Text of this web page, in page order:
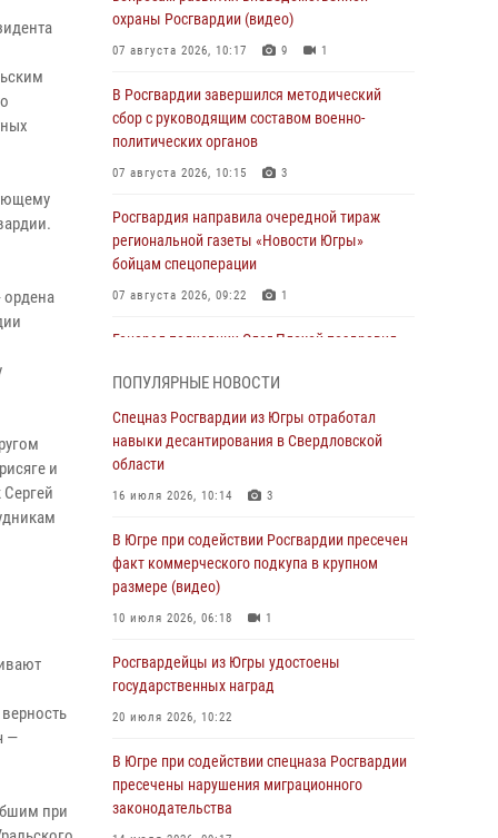
ордена
и
—
при
охраны Росгвардии (видео)
07 августа 2026, 10:17 9 1
В Росгвардии завершился методический
сбор с руководящим составом военно-
политических органов
07 августа 2026, 10:15 3
Росгвардия направила очередной тираж
региональной газеты «Новости Югры»
бойцам спецоперации
07 августа 2026, 09:22 1
Генерал-полковник Олег Плохой поздравил
подразделений Росгвардии с
профессиональным праздником
07 августа 2026, 06:02
Делегация МВД Республики Беларусь
работы Росгвардии в Москве (видео)
06 августа 2026, 11:29 5 1
06 августа 2026, 11:28
армии Ивана Кирилловича Яковлева
06 августа 2026, 11:26 6
ПОПУЛЯРНЫЕ НОВОСТИ
Спецназ Росгвардии из Югры отработал
навыки десантирования в Свердловской
области
16 июля 2026, 10:14 3
В Югре при содействии Росгвардии пресечен
факт коммерческого подкупа в крупном
размере (видео)
10 июля 2026, 06:18 1
Росгвардейцы из Югры удостоены
государственных наград
20 июля 2026, 10:22
В Югре при содействии спецназа Росгвардии
пресечены нарушения миграционного
законодательства